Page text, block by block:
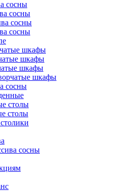
сосны
сосны
сосны
сосны
шкафы
шкафы
шкафы
шкафы
сосны
столы
столы
сосны